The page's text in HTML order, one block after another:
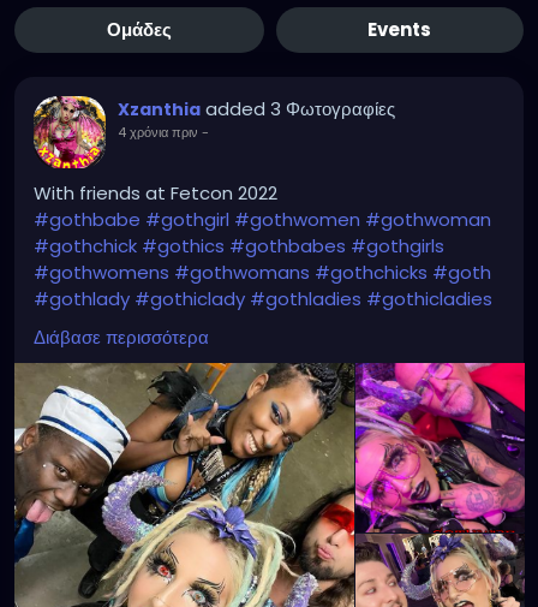
Ομάδες Events
Xzanthia added 3 Φωτογραφίες
4 χρόνια πριν -
With friends at Fetcon 2022
#gothbabe #gothgirl #gothwomen #gothwoman
#gothchick #gothics #gothbabes #gothgirls
#gothwomens #gothwomans #gothchicks #goth
#gothlady #gothiclady #gothladies #gothicladies
#gothicbabe
#gothicgirl
#gothicwoman #gothicchick
#gothicbeauty#beautifulgoth#beautifulgothic
#dreadheadedbabe#dreadheadz
Διάβασε περισσότερα